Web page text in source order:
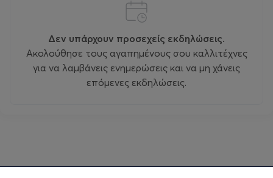
Δεν υπάρχουν προσεχείς εκδηλώσεις.
Ακολούθησε τους αγαπημένους σου καλλιτέχνες
για να λαμβάνεις ενημερώσεις και να μη χάνεις
επόμενες εκδηλώσεις.